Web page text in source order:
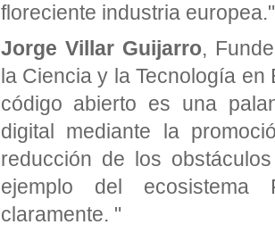
floreciente industria europea."
Jorge Villar Guijarro,
la Ciencia y la Tecnología
código abierto es una
digital mediante la
reducción de los
ejemplo del ecosistema
claramente. "